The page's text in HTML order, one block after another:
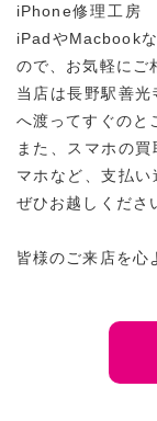
iPhone修理工房
iPadやMacbook
ので、お気軽にご
当店は長野駅善
へ渡ってすぐのと
また、スマホの
マホなど、支払
ぜひお越しくださ
皆様のご来店を心